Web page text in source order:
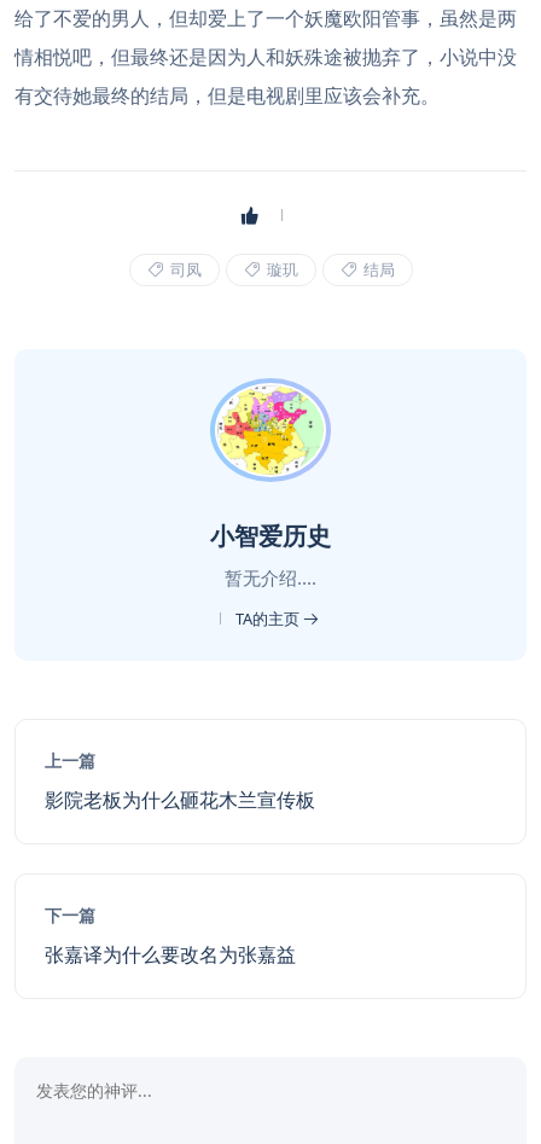
给了不爱的男人，但却爱上了一个妖魔欧阳管事，虽然是两
情相悦吧，但最终还是因为人和妖殊途被抛弃了，小说中没
有交待她最终的结局，但是电视剧里应该会补充。
司凤 璇玑 结局
小智爱历史
暂无介绍....
TA的主页
上一篇
影院老板为什么砸花木兰宣传板
下一篇
张嘉译为什么要改名为张嘉益